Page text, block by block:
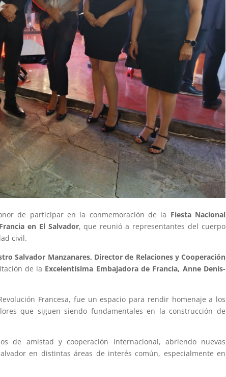
de participar en la conmemoración de la Fiesta Nacional
en El Salvador, que reunió a representantes del cuerpo
civil.
Salvador Manzanares, Director de Relaciones y Cooperación
de la Excelentísima Embajadora de Francia, Anne Denis-
Francesa, fue un espacio para rendir homenaje a los
que siguen siendo fundamentales en la construcción de
de amistad y cooperación internacional, abriendo nuevas
en distintas áreas de interés común, especialmente en